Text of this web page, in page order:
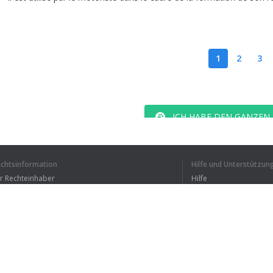
1 2 3
ICH HABE DEN GANZEN
Rechteinhaber
Hilfe und
Hilfe